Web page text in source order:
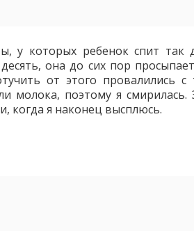
у которых ребенок спит так
она до сих пор
от этого провалились
молока, поэтому я
когда я наконец высплюсь.